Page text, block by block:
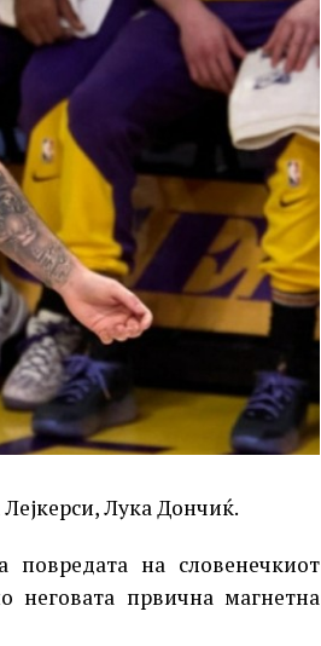
Лука Дончиќ.
повредата на словенечкиот
неговата првична магнетна